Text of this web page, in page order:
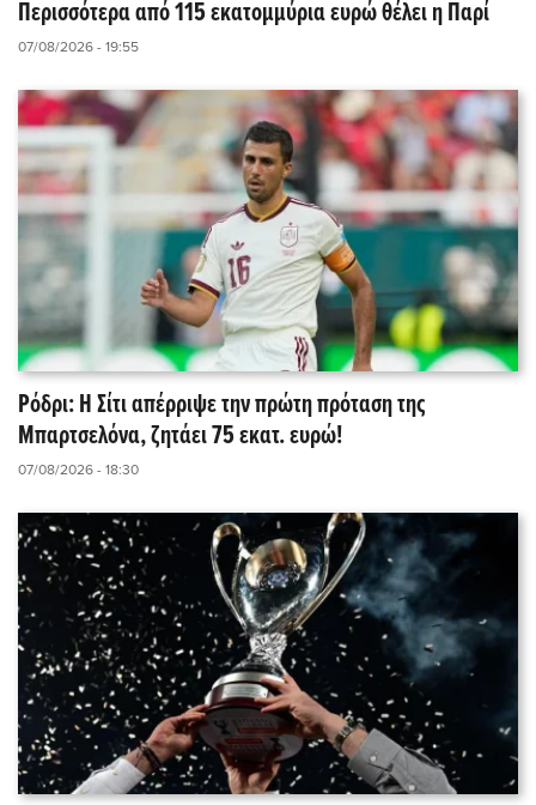
Περισσότερα από 115 εκατομμύρια ευρώ θέλει η Παρί
07/08/2026 - 19:55
Ρόδρι: Η Σίτι απέρριψε την πρώτη πρόταση της
Μπαρτσελόνα, ζητάει 75 εκατ. ευρώ!
07/08/2026 - 18:30